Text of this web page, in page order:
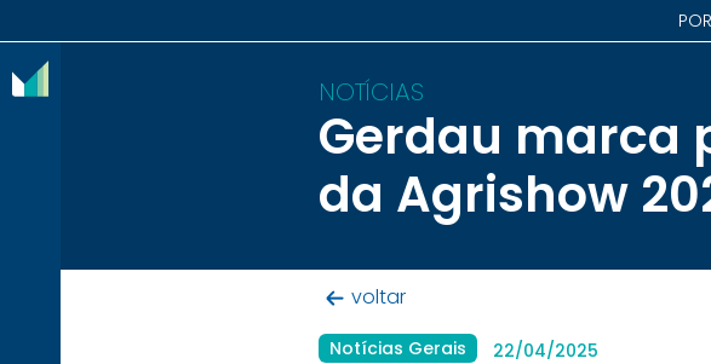
NOTÍCIAS
Gerdau marca
da Agrishow
voltar
Notícias Gerais 22/04/2025